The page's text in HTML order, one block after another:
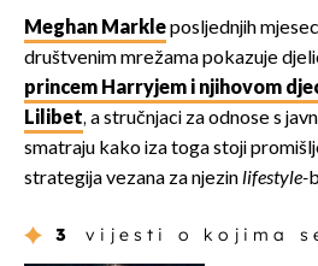
Meghan Markleposljednjih
društvenim mrežama pokazuje
princem Harryjem i njihovom
Lilibet, a stručnjaci za odnose s
smatraju kako iza toga stoji
strategija vezana za njezinlifestyle-
3 vijesti o kojima